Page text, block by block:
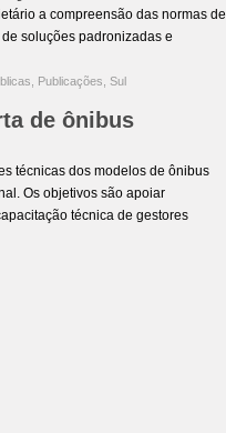
a compreensão das normas de
soluções padronizadas e
Publicações Sul
de ônibus
técnicas dos modelos de ônibus
Os objetivos são apoiar
técnica de gestores